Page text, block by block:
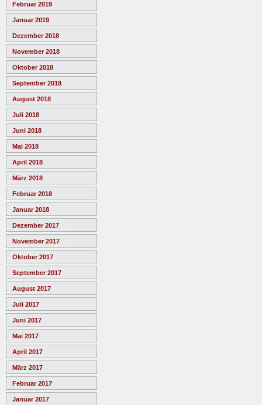
Februar 2019
Januar 2019
Dezember 2018
November 2018
Oktober 2018
September 2018
August 2018
Juli 2018
Juni 2018
Mai 2018
April 2018
März 2018
Februar 2018
Januar 2018
Dezember 2017
November 2017
Oktober 2017
September 2017
August 2017
Juli 2017
Juni 2017
Mai 2017
April 2017
März 2017
Februar 2017
Januar 2017